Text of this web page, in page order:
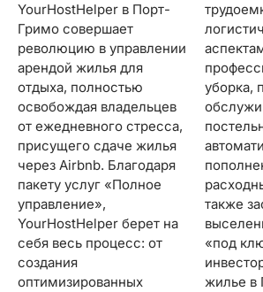
YourHostHelper в Порт-
Гримо совершает
революцию в управлении
арендой жилья для
отдыха, полностью
освобождая владельцев
от ежедневного стресса,
присущего сдаче жилья
через Airbnb. Благодаря
пакету услуг «Полное
управление»,
YourHostHelper берет на
себя весь процесс: от
создания
оптимизированных
трудоемкими
логистическими
аспектами, такими как
профессиональная
уборка, предоставление и
обслуживание
постельного белья,
автоматическое
пополнение запасов
расходных материалов, а
также заселение и
выселение. Такой подход
«под ключ» позволяет
инвесторам в арендное
жилье в Порт-Гримо